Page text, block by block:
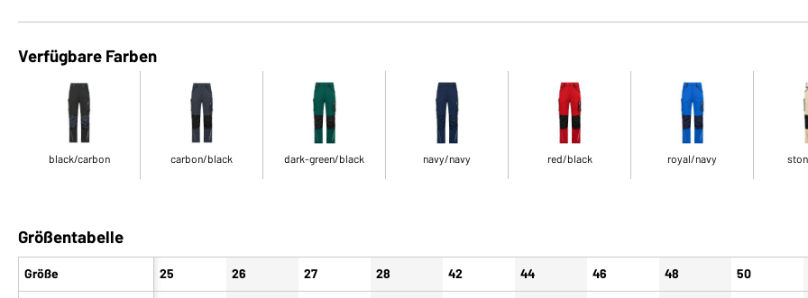
Verfügbare Farben
black/carbon carbon/black dark-green/black navy/navy red/black royal/navy
Größentabelle
Größe 25 26 27 28 42 44 46 48 50